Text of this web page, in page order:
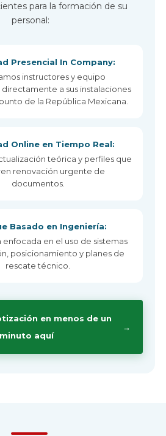
para la formación de su
personal:
Presencial In Company:
instructores y equipo
a sus instalaciones
de la República Mexicana.
Online en Tiempo Real:
teórica y perfiles que
renovación urgente de
documentos.
Basado en Ingeniería:
en el uso de sistemas
posicionamiento y planes de
rescate técnico.
en menos de un
minuto aquí
→